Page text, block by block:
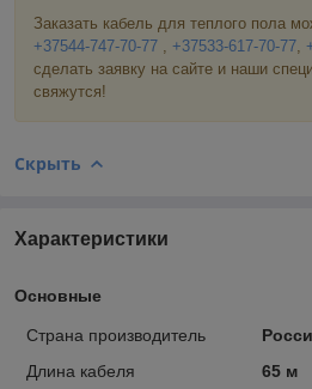
Заказать кабель для теплого пола
+37544-747-70-77
+37533-617-70-77
сделать заявку на сайте и наши
свяжутся!
Скрыть
Характеристики
Основные
Страна производитель
Длина кабеля
65 м